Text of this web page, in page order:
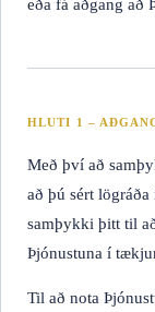
eða fá aðgang að
HLUTI 1 –
Með því að
að þú sért
samþykki þitt til
Þjónustuna í
Til að nota